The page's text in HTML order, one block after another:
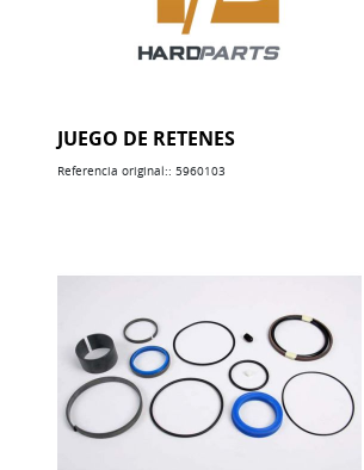
JUEGO DE RETENES
Referencia original:: 5960103